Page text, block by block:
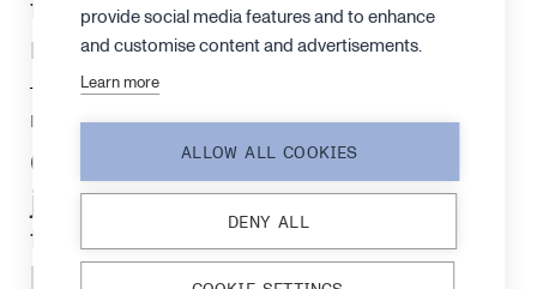
teknologiajohtajan ja
markkinointijohtajan
LEHDISTÖTIEDOTE25. KESÄKUUTA 2026
Canatu muuttaa
johtoryhmärakennettaan
toiminnan tehostamiseksi ja
kasvun vahvistamiseksi
provide social media features and to enhance
and customise content and advertisements.
Learn more
ALLOW ALL COOKIES
DENY ALL